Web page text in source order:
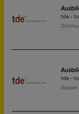
tde -
tde -
Bippen